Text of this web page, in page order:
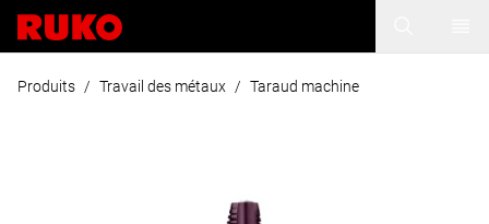
Produits / Travail des métaux / Taraud machine